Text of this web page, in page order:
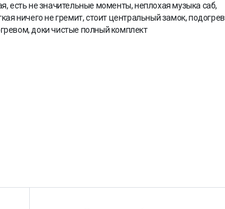
есть не значительные моменты, неплохая музыка саб,
ничего не гремит, стоит центральный замок, подогрев
доки чистые полный комплект